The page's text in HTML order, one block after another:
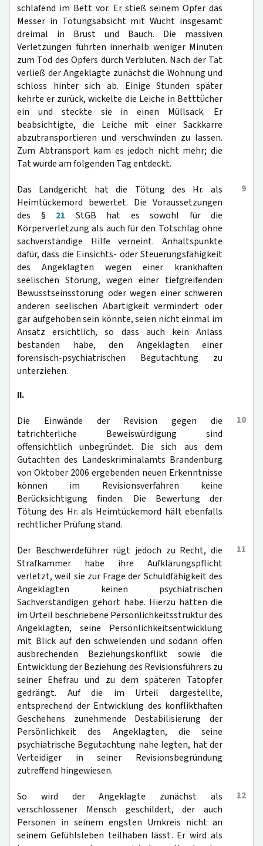
schlafend im Bett vor. Er stieß seinem Opfer das
Messer in Tötungsabsicht mit Wucht insgesamt
dreimal in Brust und Bauch. Die massiven
Verletzungen führten innerhalb weniger Minuten
zum Tod des Opfers durch Verbluten. Nach der Tat
verließ der Angeklagte zunächst die Wohnung und
schloss hinter sich ab. Einige Stunden später
kehrte er zurück, wickelte die Leiche in Betttücher
ein und steckte sie in einen Müllsack. Er
beabsichtigte, die Leiche mit einer Sackkarre
abzutransportieren und verschwinden zu lassen.
Zum Abtransport kam es jedoch nicht mehr; die
Tat wurde am folgenden Tag entdeckt.
9
Das Landgericht hat die Tötung des Hr. als
Heimtückemord bewertet. Die Voraussetzungen
des § 21 StGB hat es sowohl für die
Körperverletzung als auch für den Totschlag ohne
sachverständige Hilfe verneint. Anhaltspunkte
dafür, dass die Einsichts- oder Steuerungsfähigkeit
des Angeklagten wegen einer krankhaften
seelischen Störung, wegen einer tiefgreifenden
Bewusstseinsstörung oder wegen einer schweren
anderen seelischen Abartigkeit vermindert oder
gar aufgehoben sein könnte, seien nicht einmal im
Ansatz ersichtlich, so dass auch kein Anlass
bestanden habe, den Angeklagten einer
forensisch-psychiatrischen Begutachtung zu
unterziehen.
II.
10
Die Einwände der Revision gegen die
tatrichterliche Beweiswürdigung sind
offensichtlich unbegründet. Die sich aus dem
Gutachten des Landeskriminalamts Brandenburg
von Oktober 2006 ergebenden neuen Erkenntnisse
können im Revisionsverfahren keine
Berücksichtigung finden. Die Bewertung der
Tötung des Hr. als Heimtückemord hält ebenfalls
rechtlicher Prüfung stand.
11
Der Beschwerdeführer rügt jedoch zu Recht, die
Strafkammer habe ihre Aufklärungspflicht
verletzt, weil sie zur Frage der Schuldfähigkeit des
Angeklagten keinen psychiatrischen
Sachverständigen gehört habe. Hierzu hätten die
im Urteil beschriebene Persönlichkeitsstruktur des
Angeklagten, seine Persönlichkeitsentwicklung
mit Blick auf den schwelenden und sodann offen
ausbrechenden Beziehungskonflikt sowie die
Entwicklung der Beziehung des Revisionsführers zu
seiner Ehefrau und zu dem späteren Tatopfer
gedrängt. Auf die im Urteil dargestellte,
entsprechend der Entwicklung des konflikthaften
Geschehens zunehmende Destabilisierung der
Persönlichkeit des Angeklagten, die seine
psychiatrische Begutachtung nahe legten, hat der
Verteidiger in seiner Revisionsbegründung
zutreffend hingewiesen.
12
So wird der Angeklagte zunächst als
verschlossener Mensch geschildert, der auch
Personen in seinem engsten Umkreis nicht an
seinem Gefühlsleben teilhaben lässt. Er wird als